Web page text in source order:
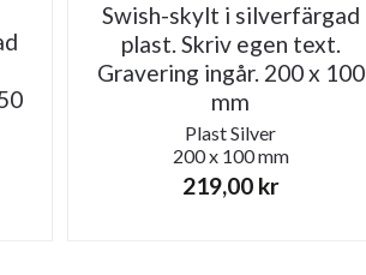
Swish-skylt i silverfärgad
plast. Skriv egen text.
Gravering ingår. 200 x 100
mm
PlastSilver
200 x 100 mm
219,00 kr